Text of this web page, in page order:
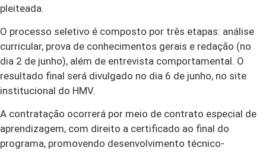
pleiteada.
O processo seletivo é composto por três etapas: análise
curricular, prova de conhecimentos gerais e redação (no
dia 2 de junho), além de entrevista comportamental. O
resultado final será divulgado no dia 6 de junho, no site
institucional do HMV.
A contratação ocorrerá por meio de contrato especial de
aprendizagem, com direito a certificado ao final do
programa, promovendo desenvolvimento técnico-